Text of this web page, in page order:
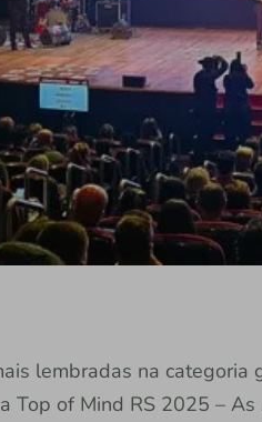
lembradas na categoria
Top of Mind RS 2025 – As